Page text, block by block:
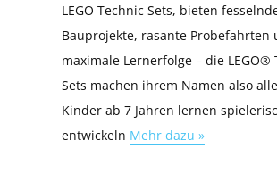
LEGO Technic Sets, bieten
Bauprojekte, rasante Probefahrten
maximale Lernerfolge – die LEGO®
Sets machen ihrem Namen also
Kinder ab 7 Jahren lernen
entwickeln Mehr dazu »